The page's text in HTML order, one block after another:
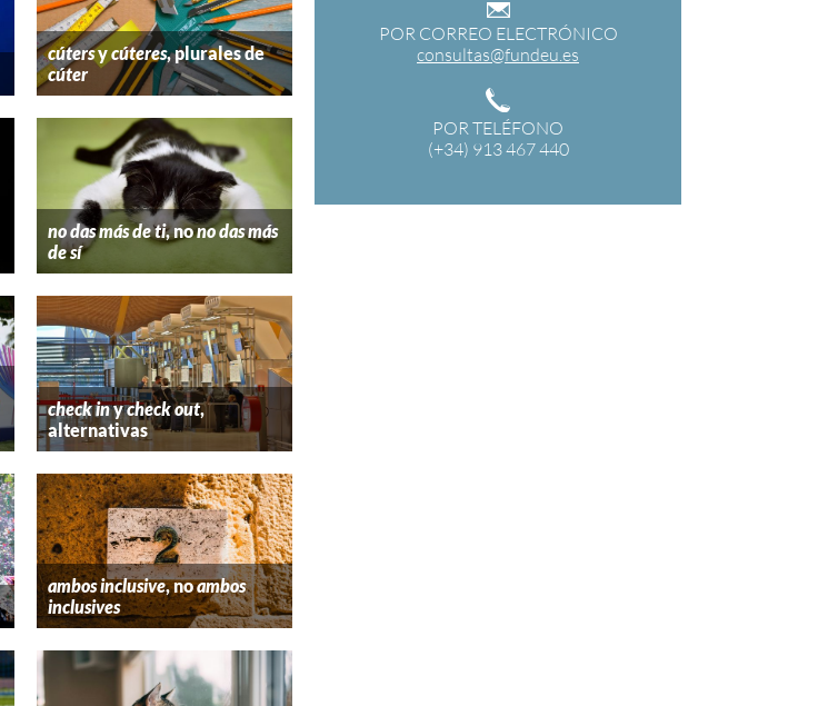
POR CORREO ELECTRÓNICO
consultas@fundeu.es
POR TELÉFONO
(+34) 913 467 440
cútersycúteres, plurales de
cúter
no das más de ti, nono das más
de sí
check inycheck out,
alternativas
ambos inclusive, noambos
inclusives